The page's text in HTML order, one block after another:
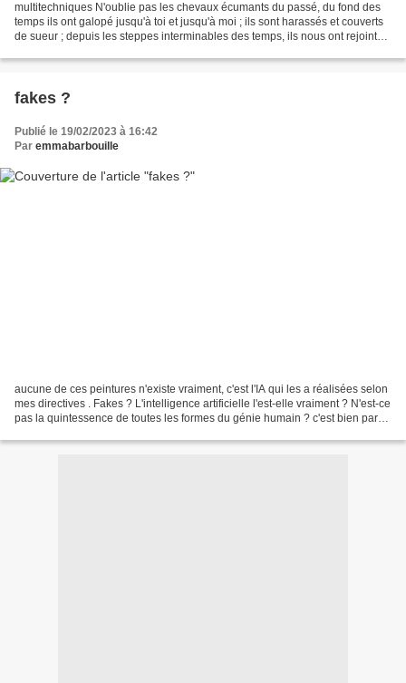
multitechniques N'oublie pas les chevaux écumants du passé, du fond des
temps ils ont galopé jusqu'à toi et jusqu'à moi ; ils sont harassés et couverts
de sueur ; depuis les steppes interminables des temps, ils nous ont rejoints
fakes ?
Publié le 19/02/2023 à 16:42
Par emmabarbouille
aucune de ces peintures n'existe vraiment, c'est l'IA qui les a réalisées selon
mes directives . Fakes ? L'intelligence artificielle l'est-elle vraiment ? N'est-ce
pas la quintessence de toutes les formes du génie humain ? c'est bien parce